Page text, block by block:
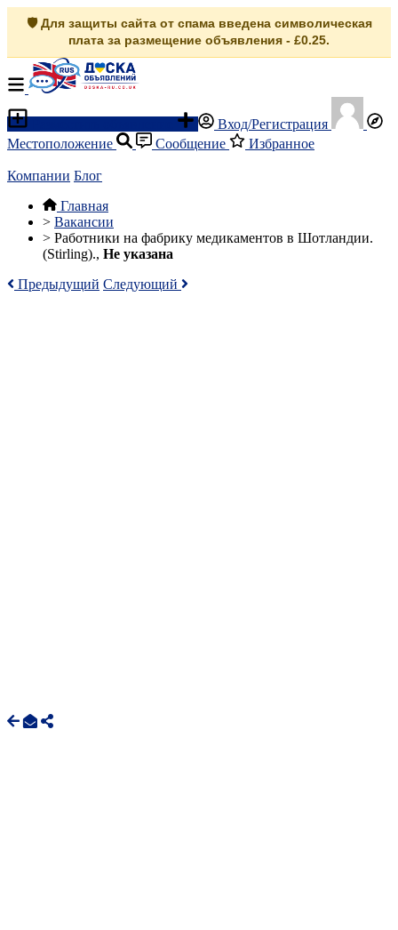
🛡️ Для защиты сайта от спама введена символическая
плата за размещение объявления - £0.25.
Вход/Регистрация
Местоположение
Сообщение Избранное
Компании Блог
Главная
> Вакансии
> Работники на фабрику медикаментов в Шотландии.
(Stirling)., Не указана
Предыдущий Следующий